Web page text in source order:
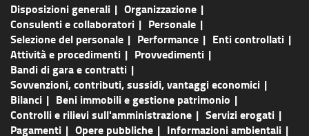
Disposizioni generali
Organizzazione
Consulenti e collaboratori
Personale
Selezione del personale
Performance
Enti controllati
Attività e procedimenti
Provvedimenti
Bandi di gara e contratti
Sovvenzioni, contributi, sussidi, vantaggi economici
Bilanci
Beni immobili e gestione patrimonio
Controlli e rilievi sull'amministrazione
Servizi erogati
Pagamenti
Opere pubbliche
Informazioni ambientali